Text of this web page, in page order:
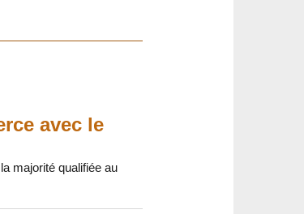
avec le
majorité qualifiée au